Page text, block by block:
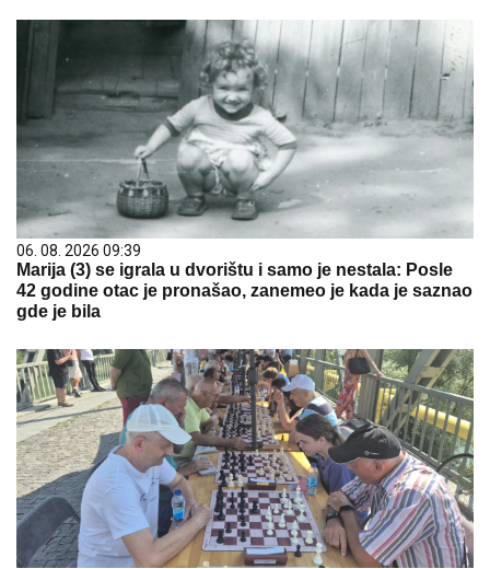
06. 08. 2026 09:39
Marija (3) se igrala u dvorištu i samo je nestala: Posle
42 godine otac je pronašao, zanemeo je kada je saznao
gde je bila